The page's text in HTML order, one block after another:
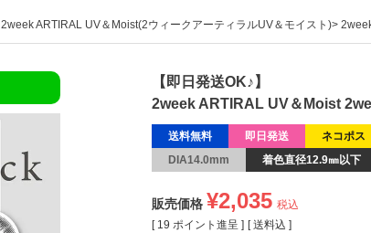
2week ARTIRAL UV＆Moist(2ウィークアーティラルUV＆モイスト)
【即日発送OK♪】
2week ARTIRAL UV＆Moist
送料無料 即日発送 ネコポス
DIA14.0mm
着色直径12.9㎜以下
販売価格 ¥2,035 税込
[ 19 ポイント進呈 ] 送料込